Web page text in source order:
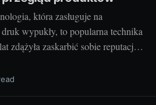
która zasługuje na
wypukły, to popularna technika
zdążyła zaskarbić sobie reputację
Z jej pomocą wykonywane są
różnego rodzaju nadruki. Jako